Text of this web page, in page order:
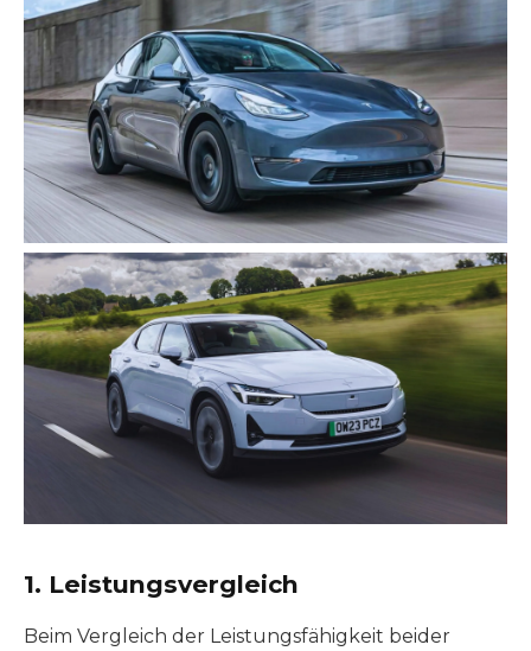
1. Leistungsvergleich
Beim Vergleich der Leistungsfähigkeit beider